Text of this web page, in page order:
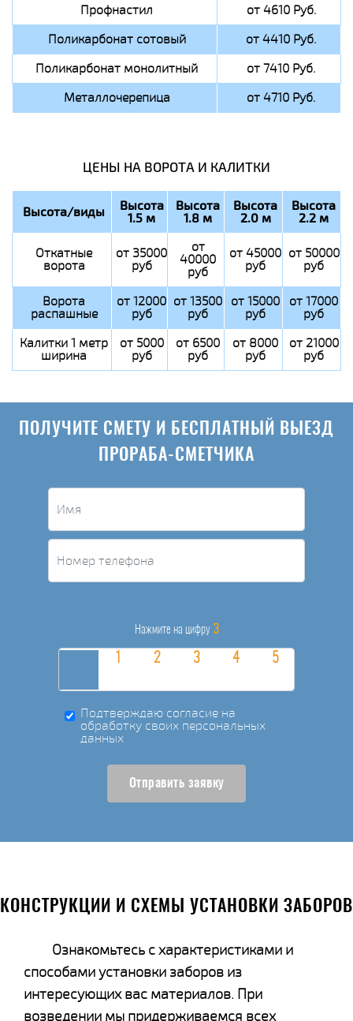
Профнастил
от 4610 Руб.
Поликарбонат сотовый
от 4410 Руб.
Поликарбонат монолитный
от 7410 Руб.
Металлочерепица
от 4710 Руб.
ЦЕНЫ НА ВОРОТА И КАЛИТКИ
Высота/виды Высота
1.5 м
Высота
1.8 м
Высота
2.0 м
Высота
2.2 м
Откатные
ворота
от 35000
руб
от
40000
руб
от 45000
руб
от 50000
руб
Ворота
распашные
от 12000
руб
от 13500
руб
от 15000
руб
от 17000
руб
Калитки 1 метр
ширина
от 5000
руб
от 6500
руб
от 8000
руб
от 21000
руб
ПОЛУЧИТЕ СМЕТУ И БЕСПЛАТНЫЙ ВЫЕЗД
ПРОРАБА-СМЕТЧИКА
Нажмите на цифру 3
Подтверждаю согласие на
обработку своих персональных
данных
Отправить заявку
КОНСТРУКЦИИ И СХЕМЫ УСТАНОВКИ ЗАБОРОВ
Ознакомьтесь с характеристиками и
способами установки заборов из
интересующих вас материалов. При
возведении мы придерживаемся всех